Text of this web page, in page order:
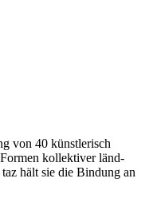
von 40 künstlerisch
Formen kollektiver länd­
hält sie die Bindung an